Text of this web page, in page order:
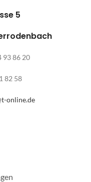
5
93 86 20
82 58
online.de